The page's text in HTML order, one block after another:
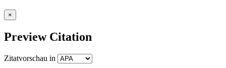
×
Preview Citation
Zitatvorschau in